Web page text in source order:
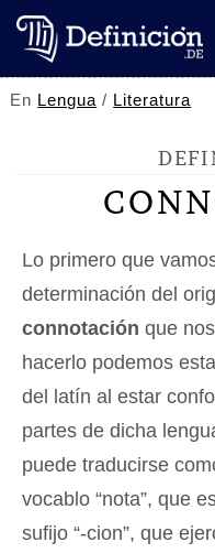
En Lengua / Literatura
Lo primero que
determinación del
connotación que
hacerlo podemos
del latín al estar
partes de dicha
puede traducirse
vocablo “nota”, que
sufijo “-cion”, que